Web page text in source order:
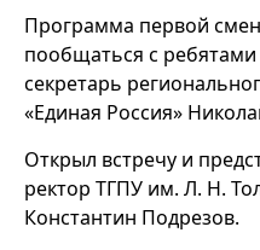
Программа первой
пообщаться с
секретарь
«Единая Россия»
Открыл встречу и
ректор ТГПУ им. Л. Н.
Константин Подрезов.